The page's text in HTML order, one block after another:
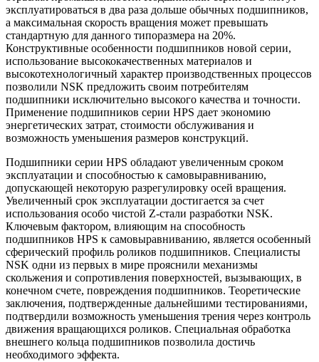
эксплуатироваться в два раза дольше обычных подшипников,
а максимальная скорость вращения может превышать
стандартную для данного типоразмера на 20%.
Конструктивные особенности подшипников новой серии,
использование высококачественных материалов и
высокотехнологичный характер производственных процессов
позволили NSK предложить своим потребителям
подшипники исключительно высокого качества и точности.
Применение подшипников серии HPS дает экономию
энергетических затрат, стоимости обслуживания и
возможность уменьшения размеров конструкций.
Подшипники серии HPS обладают увеличенным сроком
эксплуатации и способностью к самовыравниванию,
допускающей некоторую разрегулировку осей вращения.
Увеличенный срок эксплуатации достигается за счет
использования особо чистой Z-стали разработки NSK.
Ключевым фактором, влияющим на способность
подшипников HPS к самовыравниванию, является особенный
сферический профиль роликов подшипников. Специалисты
NSK одни из первых в мире прояснили механизмы
скольжения и сопротивления поверхностей, вызывающих, в
конечном счете, повреждения подшипников. Теоретические
заключения, подтвержденные дальнейшими тестированиями,
подтвердили возможность уменьшения трения через контроль
движения вращающихся роликов. Специальная обработка
внешнего кольца подшипников позволила достичь
необходимого эффекта.